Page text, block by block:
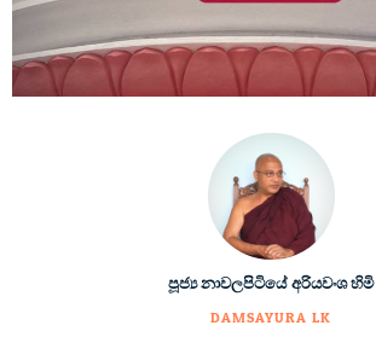
පූජ්‍ය නාවලපිටියේ අරියවංශ හිමි
DAMSAYURA.LK